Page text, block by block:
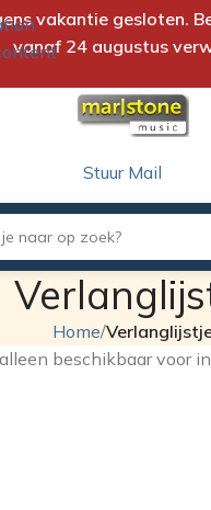
vakantie gesloten.
vanaf 24 augustus
Stuur Mail
Home/
beschikbaar voor